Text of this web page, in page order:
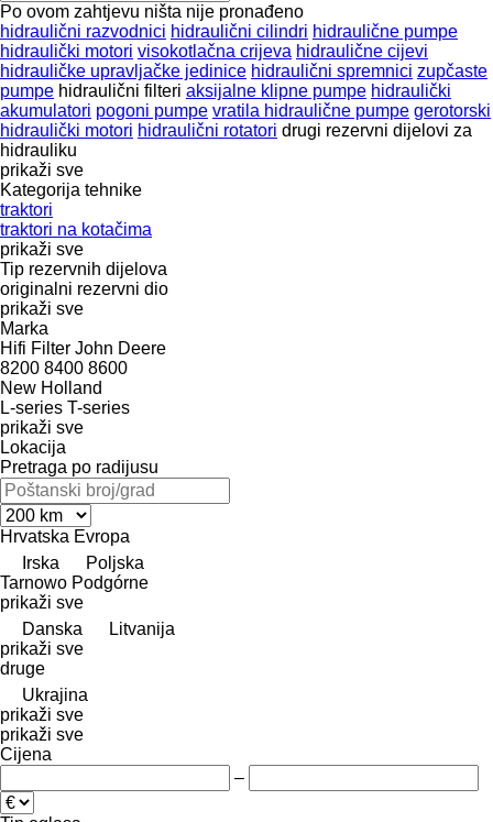
Po ovom zahtjevu ništa nije pronađeno
hidraulični razvodnici hidraulični cilindri hidraulične pumpe
hidraulički motori visokotlačna crijeva hidraulične cijevi
hidrauličke upravljačke jedinice hidraulični spremnici zupčaste
pumpe hidraulični filteri aksijalne klipne pumpe hidraulički
akumulatori pogoni pumpe vratila hidraulične pumpe gerotorski
hidraulički motori hidraulični rotatori drugi rezervni dijelovi za
hidrauliku
prikaži sve
Kategorija tehnike
traktori
traktori na kotačima
prikaži sve
Tip rezervnih dijelova
originalni rezervni dio
prikaži sve
Marka
Hifi Filter John Deere
8200 8400 8600
New Holland
L-series T-series
prikaži sve
Lokacija
Pretraga po radijusu
Hrvatska Evropa
Irska
Poljska
Tarnowo Podgórne
prikaži sve
Danska
Litvanija
prikaži sve
druge
Ukrajina
prikaži sve
prikaži sve
Cijena
–